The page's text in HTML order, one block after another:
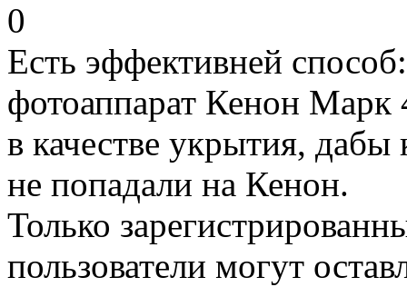
0
Есть эффективней
фотоаппарат Кенон Марк
в качестве укрытия,
не попадали на Кенон.
Только
пользователи могут